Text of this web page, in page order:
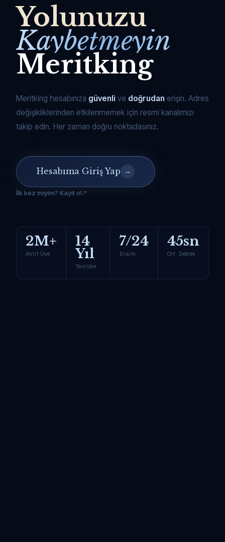
Yolunuzu
Kaybetmeyin
Meritking
Meritking hesabınıza güvenli ve doğrudan erişin. Adres
değişikliklerinden etkilenmemek için resmi kanalımızı
takip edin. Her zaman doğru noktadasınız.
Hesabıma Giriş Yap →
İlk kez miyim? Kayıt ol
2M+
Aktif Üye
14
Yıl
Tecrübe
7/24
Erişim
45sn
Ort. Destek